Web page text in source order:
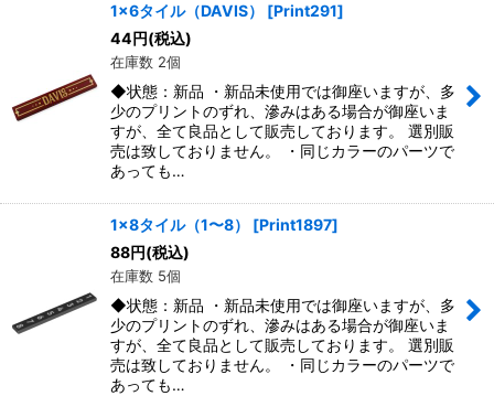
1x6タイル（DAVIS） [Print291]
44円(税込)
在庫数 2個
◆状態：新品 ・新品未使用では御座いますが、多
少のプリントのずれ、滲みはある場合が御座いま
すが、全て良品として販売しております。 選別販
売は致しておりません。 ・同じカラーのパーツで
あっても…
1x8タイル（1〜8） [Print1897]
88円(税込)
在庫数 5個
◆状態：新品 ・新品未使用では御座いますが、多
少のプリントのずれ、滲みはある場合が御座いま
すが、全て良品として販売しております。 選別販
売は致しておりません。 ・同じカラーのパーツで
あっても…